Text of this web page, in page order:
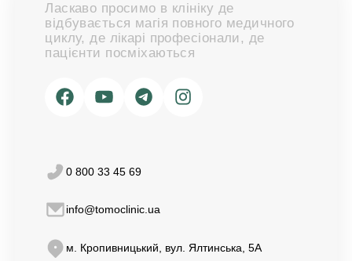
Ласкаво просимо в клініку де
відбувається магія повного медичного
циклу, де лікарі професіонали, де
пацієнти посміхаються
0 800 33 45 69
info@tomoclinic.ua
м. Кропивницький, вул. Ялтинська, 5A